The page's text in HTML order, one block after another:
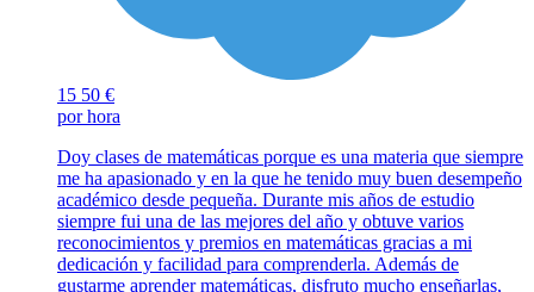
15 50 €
por hora
Doy clases de matemáticas porque es una materia que siempre
me ha apasionado y en la que he tenido muy buen desempeño
académico desde pequeña. Durante mis años de estudio
siempre fui una de las mejores del año y obtuve varios
reconocimientos y premios en matemáticas gracias a mi
dedicación y facilidad para comprenderla. Además de
gustarme aprender matemáticas, disfruto mucho enseñarlas,